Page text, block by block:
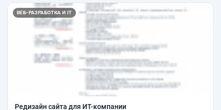
ВЕБ-РАЗРАБОТКА И IT
Редизайн сайта для ИТ-компании